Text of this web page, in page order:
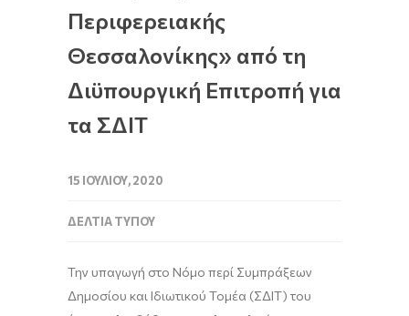
Περιφερειακής
Θεσσαλονίκης» από τη
Διϋπουργική Επιτροπή για
τα ΣΔΙΤ
15 ΙΟΥΛΊΟΥ, 2020
ΔΕΛΤΊΑ ΤΎΠΟΥ
Την υπαγωγή στο Νόμο περί Συμπράξεων
Δημοσίου και Ιδιωτικού Τομέα (ΣΔΙΤ) του